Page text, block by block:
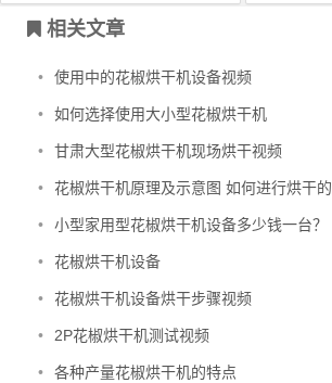
相关文章
• 使用中的花椒烘干机设备视频
• 如何选择使用大小型花椒烘干机
• 甘肃大型花椒烘干机现场烘干视频
• 花椒烘干机原理及示意图 如何进行烘干的
• 小型家用型花椒烘干机设备多少钱一台？
• 花椒烘干机设备
• 花椒烘干机设备烘干步骤视频
• 2P花椒烘干机测试视频
• 各种产量花椒烘干机的特点